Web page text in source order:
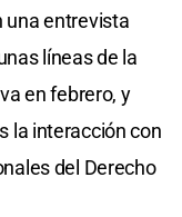
una entrevista
líneas de la
en febrero, y
la interacción con
del Derecho